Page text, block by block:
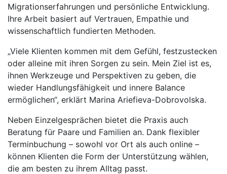
Migrationserfahrungen und persönliche Entwicklung.
Ihre Arbeit basiert auf Vertrauen, Empathie und
wissenschaftlich fundierten Methoden.
„Viele Klienten kommen mit dem Gefühl, festzustecken
oder alleine mit ihren Sorgen zu sein. Mein Ziel ist es,
ihnen Werkzeuge und Perspektiven zu geben, die
wieder Handlungsfähigkeit und innere Balance
ermöglichen“, erklärt Marina Ariefieva-Dobrovolska.
Neben Einzelgesprächen bietet die Praxis auch
Beratung für Paare und Familien an. Dank flexibler
Terminbuchung – sowohl vor Ort als auch online –
können Klienten die Form der Unterstützung wählen,
die am besten zu ihrem Alltag passt.